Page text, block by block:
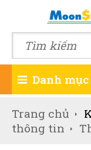
Danh mục
Trang chủ
thông tin